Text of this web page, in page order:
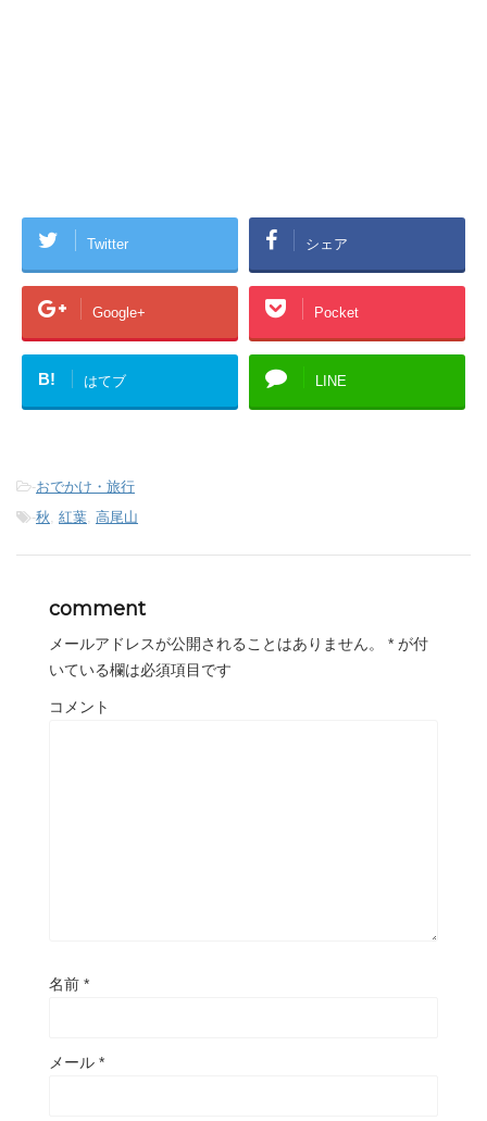
Twitter シェア
Google+ Pocket
B! はてブ LINE
-おでかけ・旅行
-秋, 紅葉, 高尾山
comment
メールアドレスが公開されることはありません。 * が付
いている欄は必須項目です
コメント
名前 *
メール *